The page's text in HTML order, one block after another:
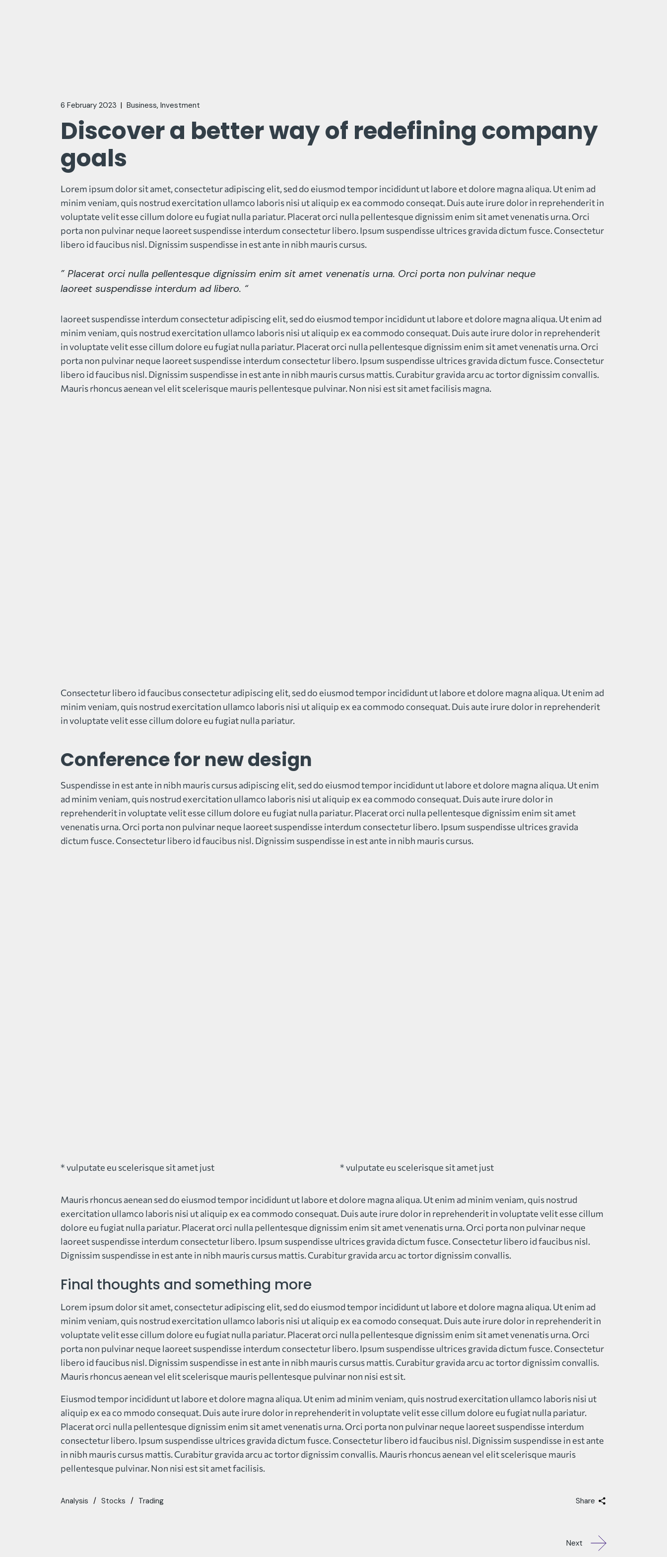
6 February 2023 Business Investment
Discover a better way of redefining company
goals
Lorem ipsum dolor sit amet, consectetur adipiscing elit, sed do eiusmod tempor incididunt ut labore et dolore magna aliqua. Ut enim ad
minim veniam, quis nostrud exercitation ullamco laboris nisi ut aliquip ex ea commodo conseqat. Duis aute irure dolor in reprehenderit in
voluptate velit esse cillum dolore eu fugiat nulla pariatur. Placerat orci nulla pellentesque dignissim enim sit amet venenatis urna. Orci
porta non pulvinar neque laoreet suspendisse interdum consectetur libero. Ipsum suspendisse ultrices gravida dictum fusce. Consectetur
libero id faucibus nisl. Dignissim suspendisse in est ante in nibh mauris cursus.
” Placerat orci nulla pellentesque dignissim enim sit amet venenatis urna. Orci porta non pulvinar neque
laoreet suspendisse interdum ad libero. “
laoreet suspendisse interdum consectetur adipiscing elit, sed do eiusmod tempor incididunt ut labore et dolore magna aliqua. Ut enim ad
minim veniam, quis nostrud exercitation ullamco laboris nisi ut aliquip ex ea commodo consequat. Duis aute irure dolor in reprehenderit
in voluptate velit esse cillum dolore eu fugiat nulla pariatur. Placerat orci nulla pellentesque dignissim enim sit amet venenatis urna. Orci
porta non pulvinar neque laoreet suspendisse interdum consectetur libero. Ipsum suspendisse ultrices gravida dictum fusce. Consectetur
libero id faucibus nisl. Dignissim suspendisse in est ante in nibh mauris cursus mattis. Curabitur gravida arcu ac tortor dignissim convallis.
Mauris rhoncus aenean vel elit scelerisque mauris pellentesque pulvinar. Non nisi est sit amet facilisis magna.
Consectetur libero id faucibus consectetur adipiscing elit, sed do eiusmod tempor incididunt ut labore et dolore magna aliqua. Ut enim ad
minim veniam, quis nostrud exercitation ullamco laboris nisi ut aliquip ex ea commodo consequat. Duis aute irure dolor in reprehenderit
in voluptate velit esse cillum dolore eu fugiat nulla pariatur.
Conference for new design
Suspendisse in est ante in nibh mauris cursus adipiscing elit, sed do eiusmod tempor incididunt ut labore et dolore magna aliqua. Ut enim
ad minim veniam, quis nostrud exercitation ullamco laboris nisi ut aliquip ex ea commodo consequat. Duis aute irure dolor in
reprehenderit in voluptate velit esse cillum dolore eu fugiat nulla pariatur. Placerat orci nulla pellentesque dignissim enim sit amet
venenatis urna. Orci porta non pulvinar neque laoreet suspendisse interdum consectetur libero. Ipsum suspendisse ultrices gravida
dictum fusce. Consectetur libero id faucibus nisl. Dignissim suspendisse in est ante in nibh mauris cursus.
* vulputate eu scelerisque sit amet just * vulputate eu scelerisque sit amet just
Mauris rhoncus aenean sed do eiusmod tempor incididunt ut labore et dolore magna aliqua. Ut enim ad minim veniam, quis nostrud
exercitation ullamco laboris nisi ut aliquip ex ea commodo consequat. Duis aute irure dolor in reprehenderit in voluptate velit esse cillum
dolore eu fugiat nulla pariatur. Placerat orci nulla pellentesque dignissim enim sit amet venenatis urna. Orci porta non pulvinar neque
laoreet suspendisse interdum consectetur libero. Ipsum suspendisse ultrices gravida dictum fusce. Consectetur libero id faucibus nisl.
Dignissim suspendisse in est ante in nibh mauris cursus mattis. Curabitur gravida arcu ac tortor dignissim convallis.
Final thoughts and something more
Lorem ipsum dolor sit amet, consectetur adipiscing elit, sed do eiusmod tempor incididunt ut labore et dolore magna aliqua. Ut enim ad
minim veniam, quis nostrud exercitation ullamco laboris nisi ut aliquip ex ea comodo consequat. Duis aute irure dolor in reprehenderit in
voluptate velit esse cillum dolore eu fugiat nulla pariatur. Placerat orci nulla pellentesque dignissim enim sit amet venenatis urna. Orci
porta non pulvinar neque laoreet suspendisse interdum consectetur libero. Ipsum suspendisse ultrices gravida dictum fusce. Consectetur
libero id faucibus nisl. Dignissim suspendisse in est ante in nibh mauris cursus mattis. Curabitur gravida arcu ac tortor dignissim convallis.
Mauris rhoncus aenean vel elit scelerisque mauris pellentesque pulvinar non nisi est sit.
Eiusmod tempor incididunt ut labore et dolore magna aliqua. Ut enim ad minim veniam, quis nostrud exercitation ullamco laboris nisi ut
aliquip ex ea co mmodo consequat. Duis aute irure dolor in reprehenderit in voluptate velit esse cillum dolore eu fugiat nulla pariatur.
Placerat orci nulla pellentesque dignissim enim sit amet venenatis urna. Orci porta non pulvinar neque laoreet suspendisse interdum
consectetur libero. Ipsum suspendisse ultrices gravida dictum fusce. Consectetur libero id faucibus nisl. Dignissim suspendisse in est ante
in nibh mauris cursus mattis. Curabitur gravida arcu ac tortor dignissim convallis. Mauris rhoncus aenean vel elit scelerisque mauris
pellentesque pulvinar. Non nisi est sit amet facilisis.
Analysis Stocks Trading Share
Next